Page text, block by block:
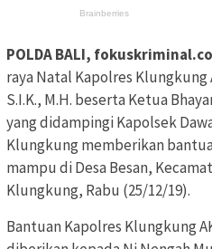
POLDA BALI,
raya Natal Kapolres Klungkung
S.I.K., M.H. beserta Ketua
yang didampingi Kapolsek
Klungkung memberikan
mampu di Desa Besan,
Klungkung, Rabu (25/12/19).
Bantuan Kapolres Klungkung